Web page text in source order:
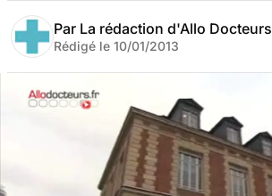
Par La rédaction d'Allo Docteurs
Rédigé le 10/01/2013